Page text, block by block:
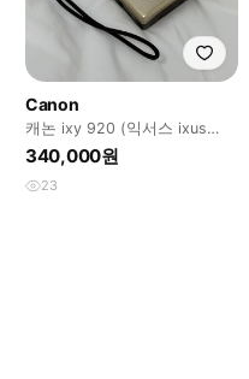
Canon
캐논 ixy 920 (익서스 ixus
870) 세은 디카
340,000원
23